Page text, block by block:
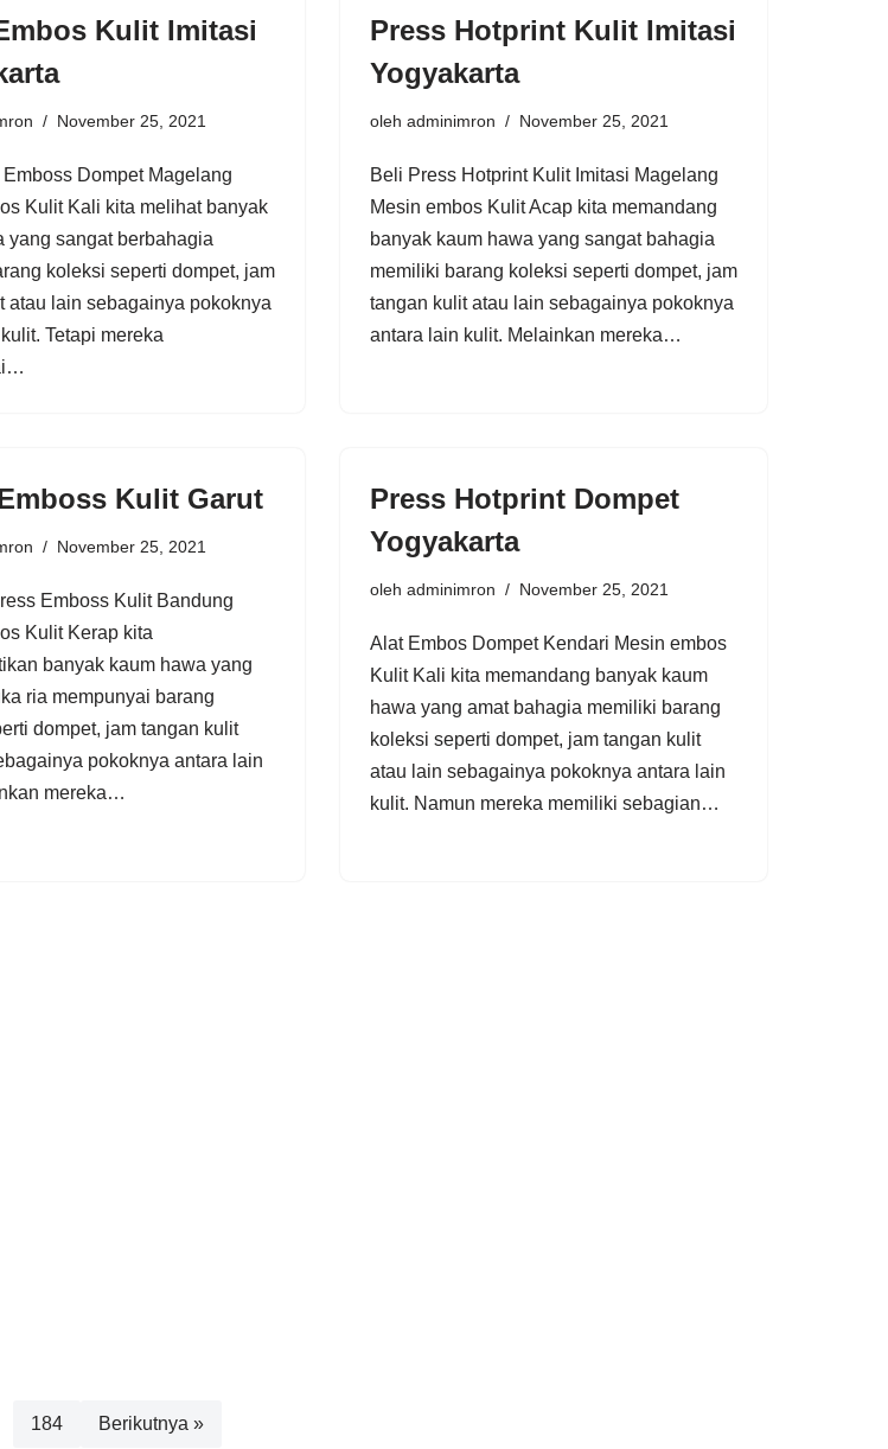
Kulit Imitasi
November 25, 2021
Dompet Magelang
Kulit Kali kita melihat banyak
yang sangat berbahagia
koleksi seperti dompet, jam
atau lain sebagainya pokoknya
Tetapi mereka
Press Hotprint Kulit Imitasi
Yogyakarta
oleh adminimron November 25, 2021
Beli Press Hotprint Kulit Imitasi Magelang
Mesin embos Kulit Acap kita memandang
banyak kaum hawa yang sangat bahagia
memiliki barang koleksi seperti dompet, jam
tangan kulit atau lain sebagainya pokoknya
antara lain kulit. Melainkan mereka…
Kulit Garut
November 25, 2021
Emboss Kulit Bandung
Kulit Kerap kita
banyak kaum hawa yang
ria mempunyai barang
dompet, jam tangan kulit
pokoknya antara lain
mereka…
Press Hotprint Dompet
Yogyakarta
oleh adminimron November 25, 2021
Alat Embos Dompet Kendari Mesin embos
Kulit Kali kita memandang banyak kaum
hawa yang amat bahagia memiliki barang
koleksi seperti dompet, jam tangan kulit
atau lain sebagainya pokoknya antara lain
kulit. Namun mereka memiliki sebagian…
184 Berikutnya »